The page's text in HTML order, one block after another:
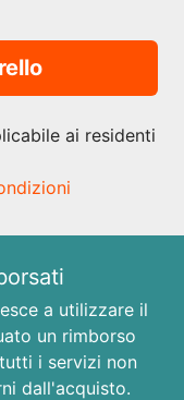
ai residenti
a utilizzare il
un rimborso
i servizi non
dall'acquisto.